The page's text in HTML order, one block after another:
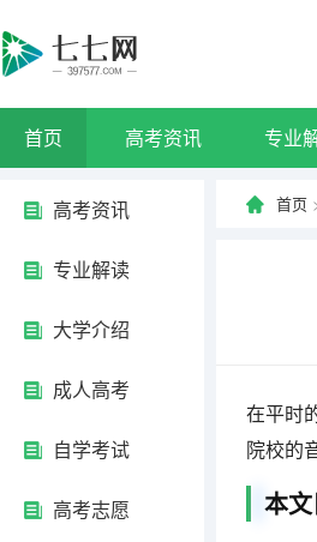
首页 高考资讯 专业
高考资讯
专业解读
大学介绍
成人高考
自学考试
高考志愿
首页
在平时
院校的
本文